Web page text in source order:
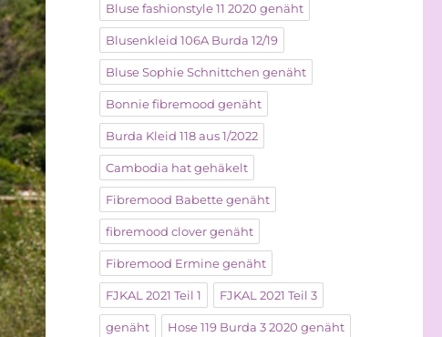
Bluse fashionstyle 11 2020 genäht
Blusenkleid 106A Burda 12/19
Bluse Sophie Schnittchen genäht
Bonnie fibremood genäht
Burda Kleid 118 aus 1/2022
Cambodia hat gehäkelt
Fibremood Babette genäht
fibremood clover genäht
Fibremood Ermine genäht
FJKAL 2021 Teil 1 FJKAL 2021 Teil 3
genäht Hose 119 Burda 3 2020 genäht